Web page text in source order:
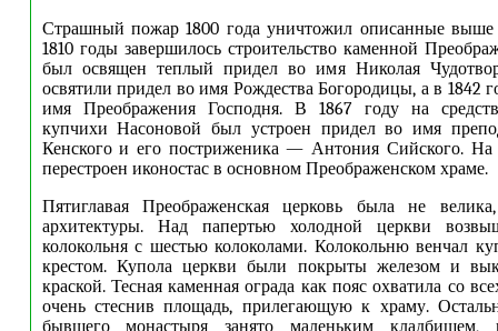
Страшный пожар 1800 года уничтожил описанные
1810 годы завершилось строительство каменной
был освящен теплый придел во имя Николая
освятили придел во имя Рождества Богородицы, а в 1842
имя Преображения Господня. В 1867 году на
купчихи Насоновой был устроен придел во имя
Кенского и его постриженика — Антония Сийского.
перестроен иконостас в основном Преображенском храме.
Пятиглавая Преображенская церковь была не
архитектуры. Над папертью холодной церкви
колокольня с шестью колоколами. Колокольню венчал
крестом. Купола церкви были покрыты железом и
краской. Тесная каменная ограда как пояс охватила со
очень стеснив площадь, прилегающую к храму.
бывшего монастыря занято маленьким кладбищем,